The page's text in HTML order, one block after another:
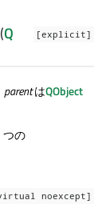
[explicit]
(Q
parentはQObject
つの
noexcept]